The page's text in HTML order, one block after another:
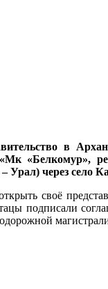
в
«Белкомур»,
Урал) через село
своё
подписали